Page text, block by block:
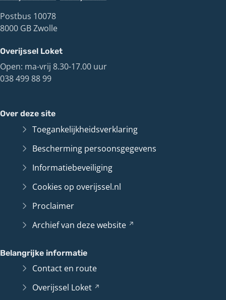
Postbus 10078
8000 GB Zwolle
Overijssel Loket
Open: ma-vrij 8.30-17.00 uur
038 499 88 99
Over deze site
Toegankelijkheidsverklaring
Bescherming persoonsgegevens
Informatiebeveiliging
Cookies op overijssel.nl
Proclaimer
Archief van dezewebsite
Belangrijke informatie
Contact en route
Overijssel Loket